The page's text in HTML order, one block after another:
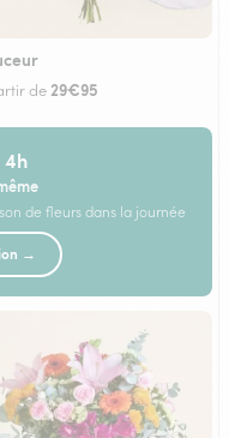
de29€95
4h
de fleurs dans la journée
→